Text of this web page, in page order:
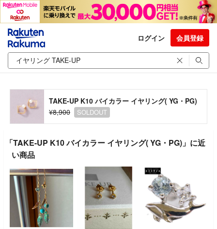
ログイン 会員登録
TAKE-UP K10 バイカラー イヤリング( YG・PG)
¥8,900
SOLDOUT
「TAKE-UP K10 バイカラー イヤリング( YG・PG)」に近
い商品